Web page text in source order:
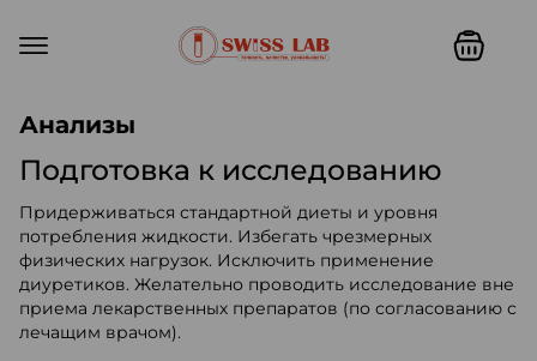
Анализы
Подготовка к исследованию
Придерживаться стандартной диеты и уровня
потребления жидкости. Избегать чрезмерных
физических нагрузок. Исключить применение
диуретиков. Желательно проводить исследование вне
приема лекарственных препаратов (по согласованию с
лечащим врачом).